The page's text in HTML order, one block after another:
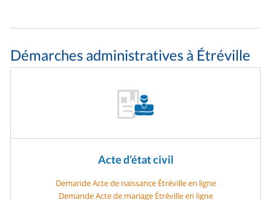
Démarches administratives à Étréville
Acte d’état civil
Demande Acte de naissance Étréville en ligne
Demande Acte de mariage Étréville en ligne